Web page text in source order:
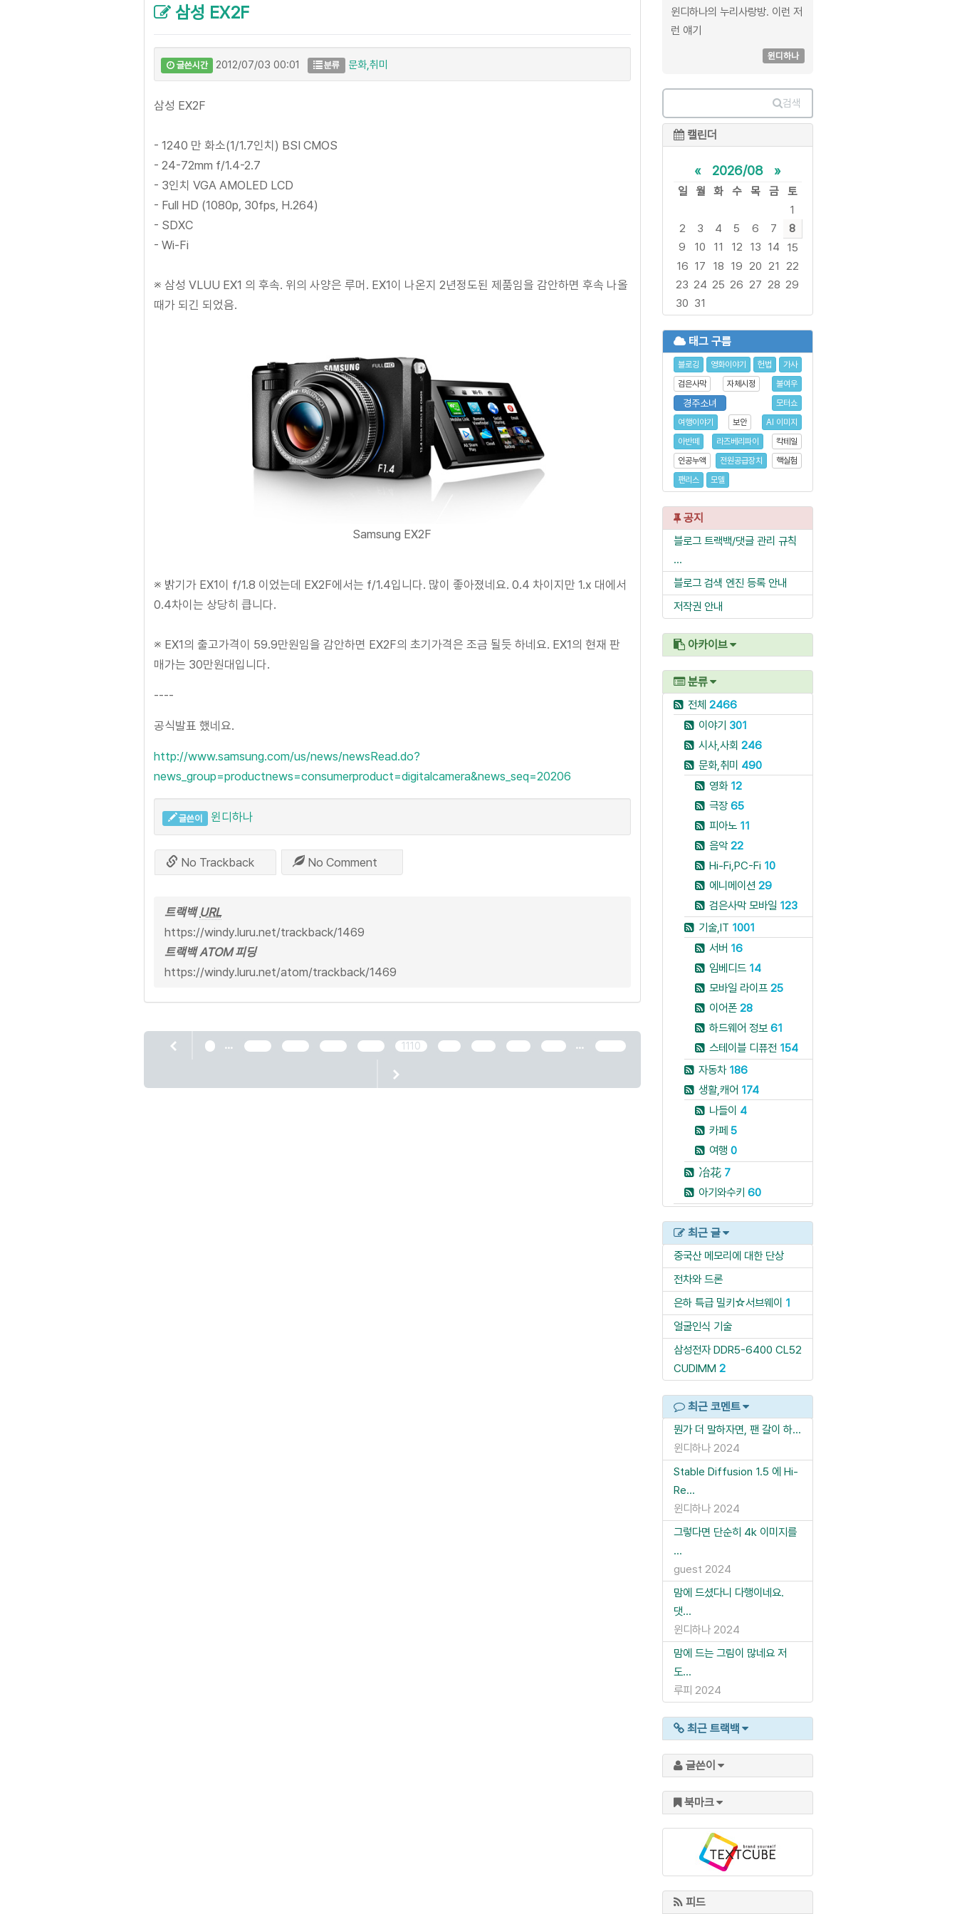
삼성 EX2F
글쓴시간 2012/07/03 00:01 분류 문화,취미
삼성 EX2F
- 1240 만 화소(1/1.7인치) BSI CMOS
- 24-72mm f/1.4-2.7
- 3인치 VGA AMOLED LCD
- Full HD (1080p, 30fps, H.264)
- SDXC
- Wi-Fi
※ 삼성 VLUU EX1 의 후속. 위의 사양은 루머. EX1이 나온지 2년정도된 제품임을 감안하면 후속 나올
때가 되긴 되었음.
Samsung EX2F
※ 밝기가 EX1이 f/1.8 이었는데 EX2F에서는 f/1.4입니다. 많이 좋아졌네요. 0.4 차이지만 1.x 대에서
0.4차이는 상당히 큽니다.
※ EX1의 출고가격이 59.9만원임을 감안하면 EX2F의 초기가격은 조금 될듯 하네요. EX1의 현재 판
매가는 30만원대입니다.
----
공식발표 했네요.
http://www.samsung.com/us/news/newsRead.do?
news_group=productnews=consumerproduct=digitalcamera&news_seq=20206
글쓴이 윈디하나
No Trackback No Comment
트랙백 URL
https://windy.luru.net/trackback/1469
트랙백 ATOM 피딩
https://windy.luru.net/atom/trackback/1469
... 1110 ...
윈디하나의 누리사랑방. 이런 저
런 얘기
윈디하나
검색
캘린더
« 2026/08 »
일 월 화 수 목 금
토
1
2
3 4 5 6 7
8
9
10 11 12 13 14
15
16 17 18 19 20 21
22
23 24 25 26 27 28 29
30 31
태그 구름
블로깅 영화이야기 헌법
가사
검은사막
자체시정 불여우
경주소녀
모터쇼
여행이야기
보안
AI 이미지
아반떼
라즈베리파이
칵테일
인공누액
전원공급장치
핵실험
팬리스
모델
공지
블로그 트랙백/댓글 관리 규칙
...
블로그 검색 엔진 등록 안내
저작권 안내
아카이브
분류
전체 2466
이야기 301
시사,사회 246
문화,취미 490
영화 12
극장65
피아노 11
음악22
Hi-Fi,PC-Fi 10
에니메이션 29
검은사막 모바일 123
기술,IT 1001
서버 16
임베디드 14
모바일 라이프 25
이어폰 28
하드웨어 정보 61
스테이블 디퓨전 154
자동차 186
생활,캐어 174
나들이 4
카페 5
여행 0
冶花 7
아기와수키 60
최근 글
중국산 메모리에 대한 단상
전차와 드론
은하 특급 밀키☆서브웨이 1
얼굴인식 기술
삼성전자 DDR5-6400 CL52
CUDIMM 2
최근 코멘트
뭔가 더 말하자면, 팬 갈이 하...
윈디하나 2024
Stable Diffusion 1.5 에 Hi-
Re...
윈디하나 2024
그렇다면 단순히 4k 이미지를
...
guest 2024
맘에 드셨다니 다행이네요.
댓...
윈디하나 2024
맘에 드는 그림이 많네요 저
도...
루피 2024
최근 트랙백
글쓴이
북마크
피드